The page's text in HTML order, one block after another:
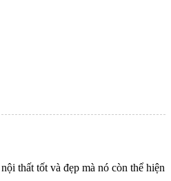
thất tốt và đẹp mà nó còn thể hiện